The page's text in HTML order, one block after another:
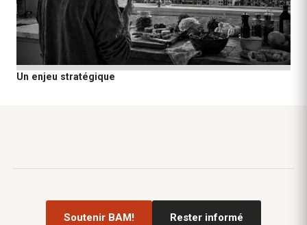
Un enjeu stratégique
Soutenir BAM! Rester informé